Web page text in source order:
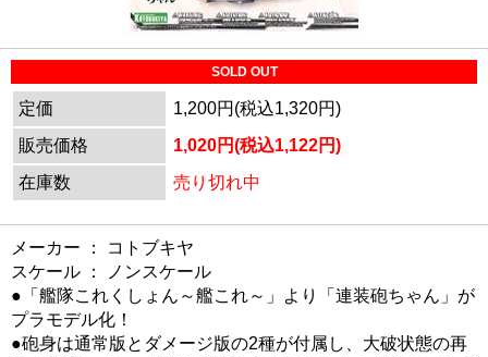
SOLD OUT
定価
1,200円(税込1,320円)
販売価格
1,020円(税込1,122円)
在庫数
売り切れ中
メーカー ： コトブキヤ
スケール ： ノンスケール
●「艦隊これくしょん～艦これ～」より「連装砲ちゃん」が
プラモデル化！
●砲身は通常版とダメージ版の2種が付属し、大破状態の再